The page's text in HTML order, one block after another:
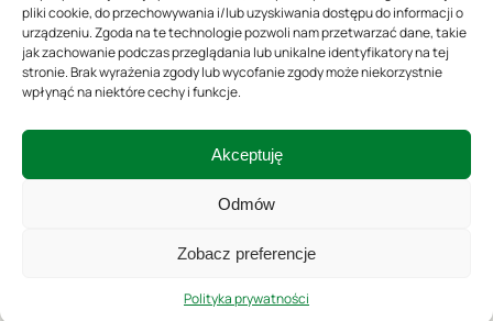
pliki cookie, do przechowywania i/lub uzyskiwania dostępu do informacji o
urządzeniu. Zgoda na te technologie pozwoli nam przetwarzać dane, takie
jak zachowanie podczas przeglądania lub unikalne identyfikatory na tej
stronie. Brak wyrażenia zgody lub wycofanie zgody może niekorzystnie
wpłynąć na niektóre cechy i funkcje.
Akceptuję
Odmów
Zobacz preferencje
Polityka prywatności
505167324
biuro@agro-fala.pl
Polityka prywatności